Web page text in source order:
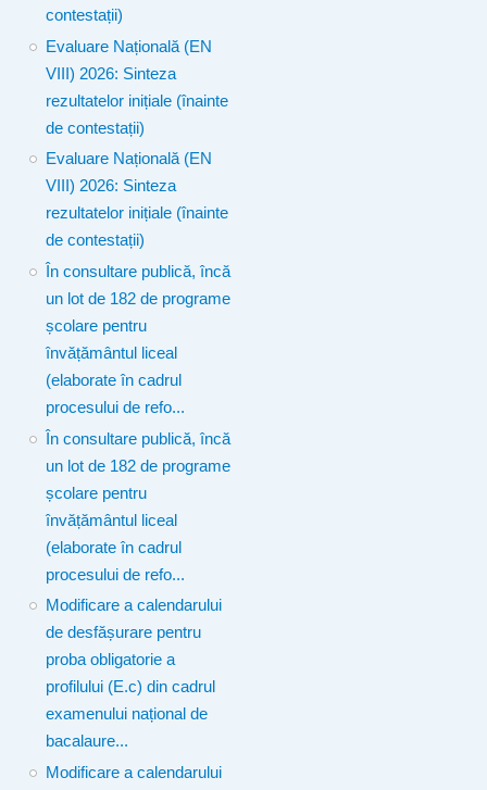
contestații)
Evaluare Națională (EN
VIII) 2026: Sinteza
rezultatelor inițiale (înainte
de contestații)
Evaluare Națională (EN
VIII) 2026: Sinteza
rezultatelor inițiale (înainte
de contestații)
În consultare publică, încă
un lot de 182 de programe
școlare pentru
învățământul liceal
(elaborate în cadrul
procesului de refo...
În consultare publică, încă
un lot de 182 de programe
școlare pentru
învățământul liceal
(elaborate în cadrul
procesului de refo...
Modificare a calendarului
de desfășurare pentru
proba obligatorie a
profilului (E.c) din cadrul
examenului național de
bacalaure...
Modificare a calendarului